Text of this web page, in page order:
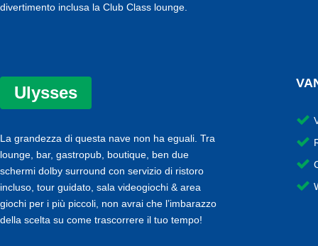
divertimento inclusa la Club Class lounge.
Ulysses
La grandezza di questa nave non ha eguali. Tra
lounge, bar, gastropub, boutique, ben due
schermi dolby surround con servizio di ristoro
incluso, tour guidato, sala videogiochi & area
giochi per i più piccoli, non avrai che l’imbarazzo
della scelta su come trascorrere il tuo tempo!